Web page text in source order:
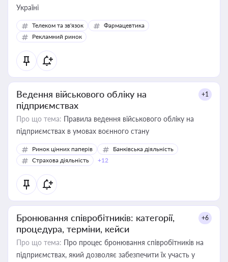
Україні
Телеком та зв'язок
Фармацевтика
Рекламний ринок
Ведення військового обліку на
підприємствах
+1
Про що тема: Правила ведення військового обліку на
підприємствах в умовах воєнного стану
Ринок цінних паперів
Банківська діяльність
Страхова діяльність
+12
Бронювання співробітників: категорії,
процедура, терміни, кейси
+6
Про що тема: Про процес бронювання співробітників на
підприємствах, який дозволяє забезпечити їх участь у